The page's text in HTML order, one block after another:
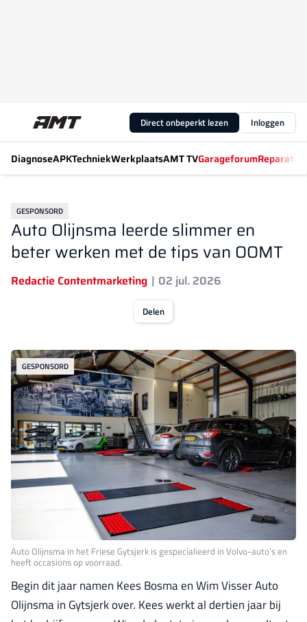
Direct onbeperkt lezen Inloggen
DiagnoseAPKTechniekWerkplaatsAMT TVGarageforum
GESPONSORD
Auto Olijnsma leerde slimmer en
beter werken met de tips van OOMT
Redactie Contentmarketing 02 jul. 2026
Delen
GESPONSORD
Auto Olijnsma in het Friese Gytsjerk is gespecialieerd in Volvo-auto’s en
heeft occasions op voorraad.
Begin dit jaar namen Kees Bosma en Wim Visser Auto
Olijnsma in Gytsjerk over. Kees werkt al dertien jaar bij